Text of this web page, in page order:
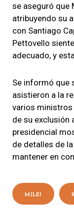
se aseguró que
atribuyendo su
con Santiago
Pettovello
adecuado, y
Se informó que
asistieron a la
varios ministros
de su exclusión
presidencial
de detalles de
mantener en
MILEI